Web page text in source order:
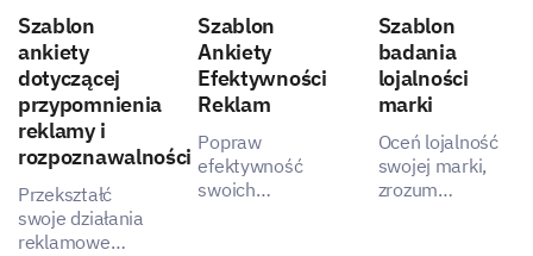
Basic Information
Let's wrap up with some basic information about you.
What is your gender?
Szablon
ankiety
dotyczącej
przypomnienia
reklamy i
rozpoznawalności
Przekształć
swoje działania
reklamowe
Szablon
Ankiety
Efektywności
Reklam
Popraw
efektywność
swoich
Szablon
badania
lojalności
marki
Oceń lojalność
swojej marki,
zrozum